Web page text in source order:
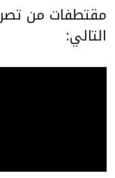
مقتطفات من
التالي: